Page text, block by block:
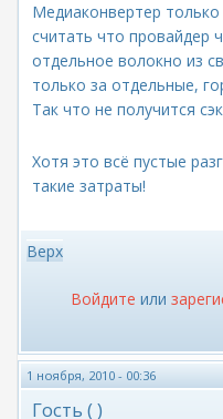
Медиаконвертер
считать что провайдер
отдельное волокно из
только за отдельные,
Так что не получится
Хотя это всё пустые
такие затраты!
Верх
Войдите или
1 ноября, 2010 - 00:36
Гость ( )